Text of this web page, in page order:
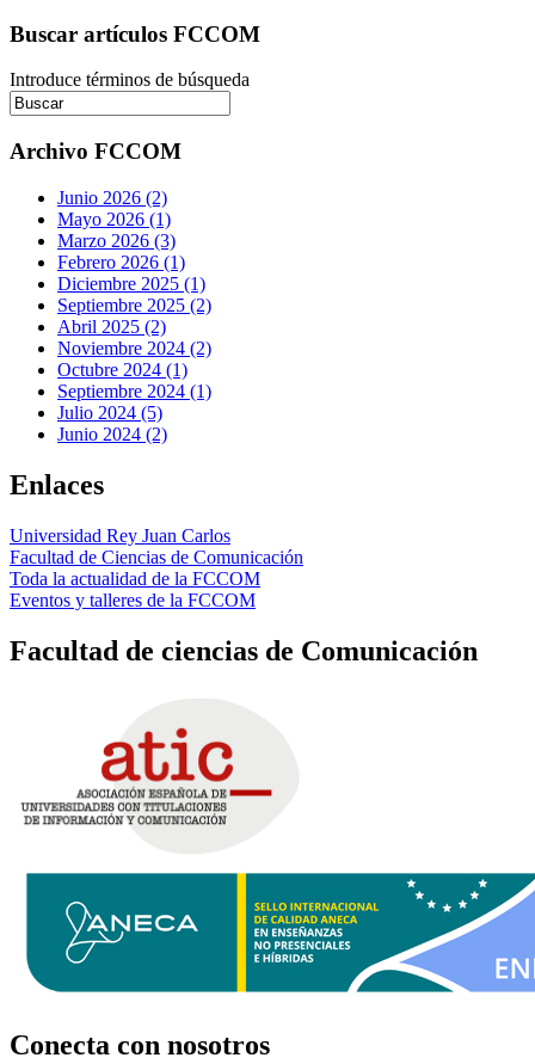
Buscar artículos FCCOM
Introduce términos de búsqueda
Archivo FCCOM
Junio 2026 (2)
Mayo 2026 (1)
Marzo 2026 (3)
Febrero 2026 (1)
Diciembre 2025 (1)
Septiembre 2025 (2)
Abril 2025 (2)
Noviembre 2024 (2)
Octubre 2024 (1)
Septiembre 2024 (1)
Julio 2024 (5)
Junio 2024 (2)
Enlaces
Universidad Rey Juan Carlos
Facultad de Ciencias de Comunicación
Toda la actualidad de la FCCOM
Eventos y talleres de la FCCOM
Facultad de ciencias de Comunicación
Conecta con nosotros